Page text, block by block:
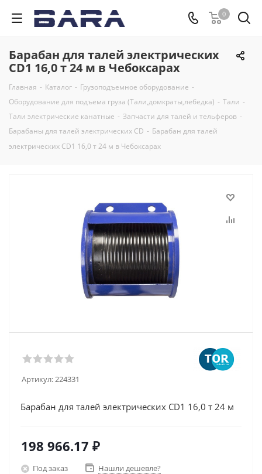
0
Барабан для талей электрических
CD1 16,0 т 24 м в Чебоксарах
Главная - Каталог - Грузоподъемное оборудование -
Оборудование для подъема груза (Тали,домкраты,лебедка) - Тали -
Тали электрические канатные - Запчасти для талей и тельферов -
Барабаны для талей электрических CD - Барабан для талей
электрических CD1 16,0 т 24 м в Чебоксарах
Артикул:224331
Барабан для талей электрических CD1 16,0 т 24 м
198 966.17 ₽
Под заказ Нашли дешевле?